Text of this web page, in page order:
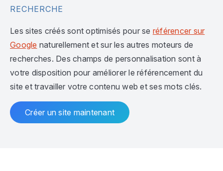
RECHERCHE
Les sites créés sont optimisés pour se référencer sur
Google naturellement et sur les autres moteurs de
recherches. Des champs de personnalisation sont à
votre disposition pour améliorer le référencement du
site et travailler votre contenu web et ses mots clés.
Créer un site maintenant